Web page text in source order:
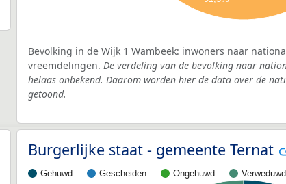
Bevolking in de Wijk 1 Wambeek: inwoners naar
vreemdelingen. De verdeling van de bevolking naar
helaas onbekend. Daarom worden hier de data over de
getoond.
Burgerlijke staat - gemeente Ternat
Gehuwd Gescheiden Ongehuwd Verweduwd